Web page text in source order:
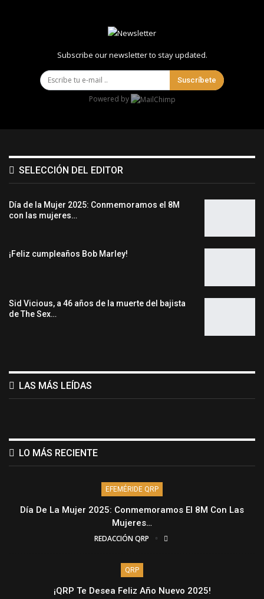
Subscribe our newsletter to stay updated.
Suscríbete
Powered by
SELECCIÓN DEL EDITOR
Día de la Mujer 2025: Conmemoramos el 8M
con las mujeres…
¡Feliz cumpleaños Bob Marley!
Sid Vicious, a 46 años de la muerte del bajista
de The Sex…
LAS MÁS LEÍDAS
LO MÁS RECIENTE
EFEMÉRIDE QRP
Día De La Mujer 2025: Conmemoramos El 8M Con Las
Mujeres…
REDACCIÓN QRP
QRP
¡QRP Te Desea Feliz Año Nuevo 2025!